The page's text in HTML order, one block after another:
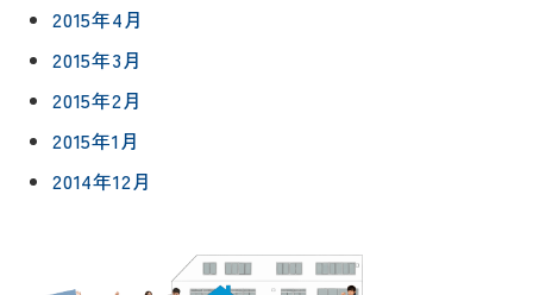
2015年4月
2015年3月
2015年2月
2015年1月
2014年12月